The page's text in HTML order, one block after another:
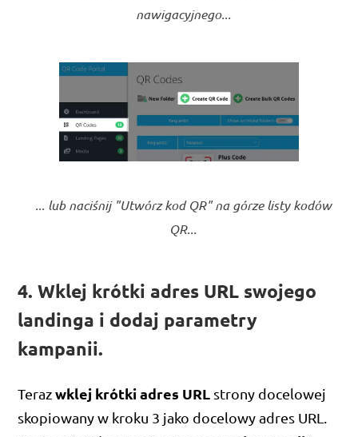
nawigacyjnego...
... lub naciśnij "Utwórz kod QR" na górze listy kodów
QR...
4. Wklej krótki adres URL swojego
landinga i dodaj parametry
kampanii.
Terazwklej krótki adres URL strony docelowej
skopiowany w kroku 3 jako docelowy adres URL.